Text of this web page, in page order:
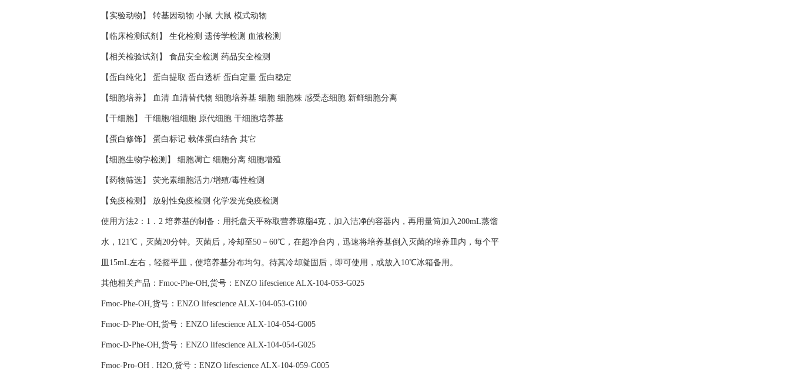
【实验动物】 转基因动物 小鼠 大鼠 模式动物
【临床检测试剂】 生化检测 遗传学检测 血液检测
【相关检验试剂】 食品安全检测 药品安全检测
【蛋白纯化】 蛋白提取 蛋白透析 蛋白定量 蛋白稳定
【细胞培养】 血清 血清替代物 细胞培养基 细胞 细胞株 感受态细胞 新鲜细胞分离
【干细胞】 干细胞/祖细胞 原代细胞 干细胞培养基
【蛋白修饰】 蛋白标记 载体蛋白结合 其它
【细胞生物学检测】 细胞凋亡 细胞分离 细胞增殖
【药物筛选】 荧光素细胞活力/增殖/毒性检测
【免疫检测】 放射性免疫检测 化学发光免疫检测
使用方法2：1．2 培养基的制备：用托盘天平称取营养琼脂4克，加入洁净的容器内，再用量筒加入200mL蒸馏
水，121℃，灭菌20分钟。灭菌后，冷却至50－60℃，在超净台内，迅速将培养基倒入灭菌的培养皿内，每个平
皿15mL左右，轻摇平皿，使培养基分布均匀。待其冷却凝固后，即可使用，或放入10℃冰箱备用。
其他相关产品：Fmoc-Phe-OH,货号：ENZO lifescience ALX-104-053-G025
Fmoc-Phe-OH,货号：ENZO lifescience ALX-104-053-G100
Fmoc-D-Phe-OH,货号：ENZO lifescience ALX-104-054-G005
Fmoc-D-Phe-OH,货号：ENZO lifescience ALX-104-054-G025
Fmoc-Pro-OH . H2O,货号：ENZO lifescience ALX-104-059-G005